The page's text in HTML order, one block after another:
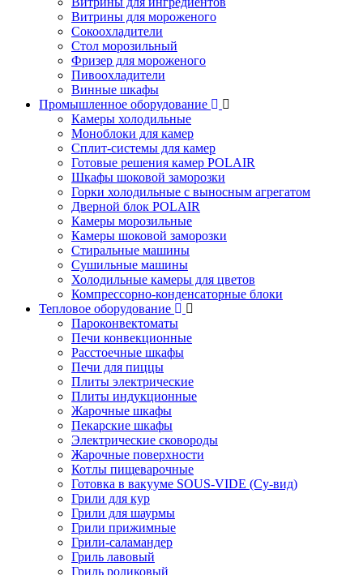
Витрины для мороженого
Сокоохладители
Стол морозильный
Фризер для мороженого
Пивоохладители
Винные шкафы
Промышленное оборудование
Камеры холодильные
Моноблоки для камер
Сплит-системы для камер
Готовые решения камер POLAIR
Шкафы шоковой заморозки
Горки холодильные с выносным агрегатом
Дверной блок POLAIR
Камеры морозильные
Камеры шоковой заморозки
Стиральные машины
Сушильные машины
Холодильные камеры для цветов
Компрессорно-конденсаторные блоки
Тепловое оборудование
Пароконвектоматы
Печи конвекционные
Расстоечные шкафы
Печи для пиццы
Плиты электрические
Плиты индукционные
Жарочные шкафы
Пекарские шкафы
Электрические сковороды
Жарочные поверхности
Котлы пищеварочные
Готовка в вакууме SOUS-VIDE (Су-вид)
Грили для кур
Грили для шаурмы
Грили прижимные
Грили-саламандер
Гриль лавовый
Гриль роликовый